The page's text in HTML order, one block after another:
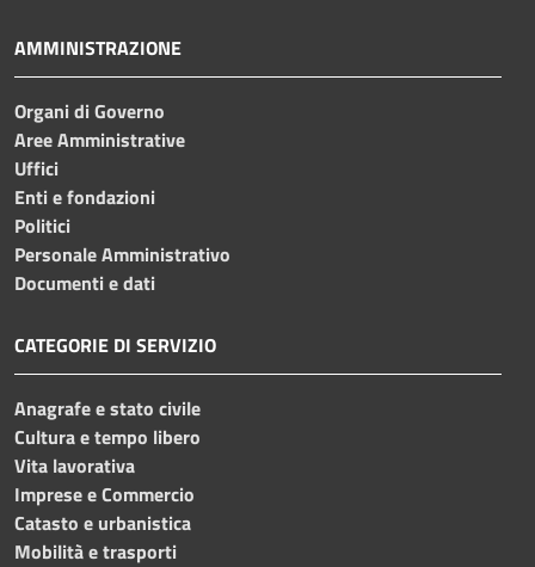
AMMINISTRAZIONE
Organi di Governo
Aree Amministrative
Uffici
Enti e fondazioni
Politici
Personale Amministrativo
Documenti e dati
CATEGORIE DI SERVIZIO
Anagrafe e stato civile
Cultura e tempo libero
Vita lavorativa
Imprese e Commercio
Catasto e urbanistica
Mobilità e trasporti